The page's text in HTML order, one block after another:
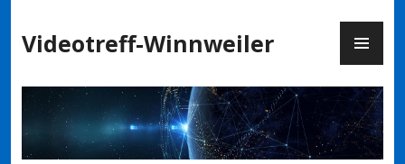
Inhalt
springen
Videotreff-Winnweiler